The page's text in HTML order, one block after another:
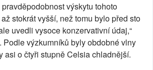
pravděpodobnost výskytu tohoto
stokrát vyšší, než tomu bylo před sto
uvedli vysoce konzervativní údaj,“
Podle výzkumníků byly obdobné vlny
asi o čtyři stupně Celsia chladnější.